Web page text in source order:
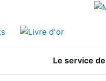
Le service